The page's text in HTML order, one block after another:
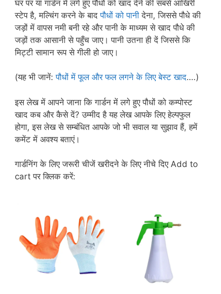
घर पर या गार्डन में लगे हुए पौधों को खाद देने की सबसे आखिरी
स्टेप है, मल्चिंग करने के बादपौधों को पानी देना, जिससे पौधे की
जड़ों में वापस नमी बनी रहे और पानी के माध्यम से खाद पौधे की
जड़ों तक आसानी से पहुँच जाए। पानी उतना ही दें जिससे कि
मिट्टी सामान रूप से गीली हो जाए।
(यह भी जानें:पौधों में फूल और फल लगने के लिए बेस्ट खाद….)
इस लेख में आपने जाना कि गार्डन में लगे हुए पौधों को कम्पोस्ट
खाद कब और कैसे दें? उम्मीद है यह लेख आपके लिए हेल्पफुल
होगा, इस लेख से सम्बंधित आपके जो भी सवाल या सुझाव हैं, हमें
कमेंट में अवश्य बताएं।
गार्डनिंग के लिए जरूरी चीजें खरीदने के लिए नीचे दिए Add to
cart पर क्लिक करें: